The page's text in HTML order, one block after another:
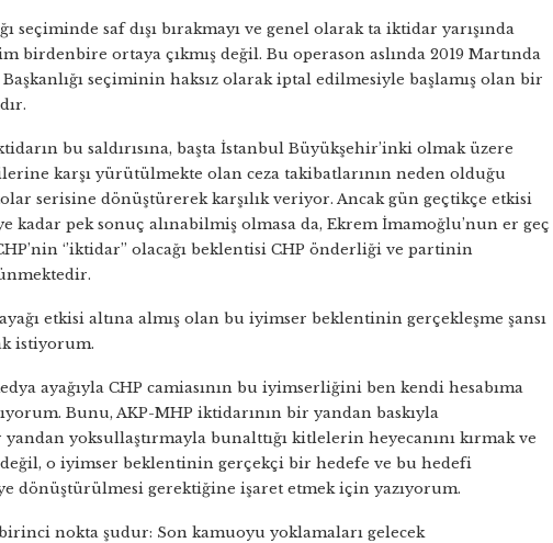
seçiminde saf dışı bırakmayı ve genel olarak ta iktidar yarışında
birdenbire ortaya çıkmış değil. Bu operason aslında 2019 Martında
seçiminin haksız olarak iptal edilmesiyle başlamış olan bir
bu saldırısına, başta İstanbul Büyükşehir’inki olmak üzere
karşı yürütülmekte olan ceza takibatlarının neden olduğu
serisine dönüştürerek karşılık veriyor. Ancak gün geçtikçe etkisi
kadar pek sonuç alınabilmiş olmasa da, Ekrem İmamoğlu’nun er geç
‘’iktidar’’ olacağı beklentisi CHP önderliği ve partinin
etkisi altına almış olan bu iyimser beklentinin gerçekleşme şansı
istiyorum.
ayağıyla CHP camiasının bu iyimserliğini ben kendi hesabıma
Bunu, AKP-MHP iktidarının bir yandan baskıyla
yoksullaştırmayla bunalttığı kitlelerin heyecanını kırmak ve
o iyimser beklentinin gerçekçi bir hedefe ve bu hedefi
dönüştürülmesi gerektiğine işaret etmek için yazıyorum.
nokta şudur: Son kamuoyu yoklamaları gelecek